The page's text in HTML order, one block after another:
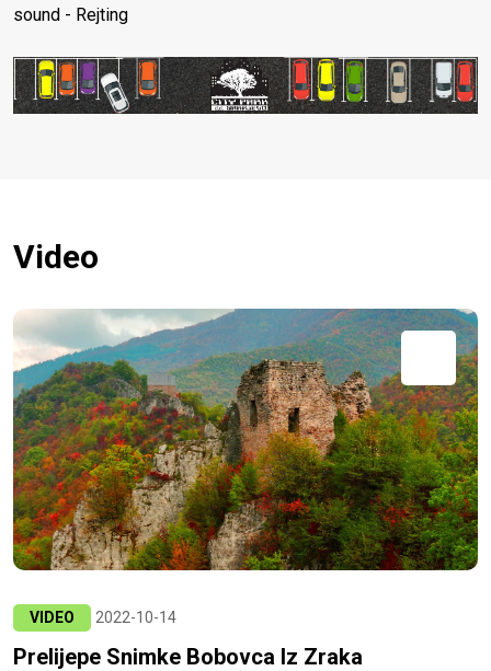
sound - Rejting
Video
VIDEO 2022-10-14
Prelijepe Snimke Bobovca Iz Zraka